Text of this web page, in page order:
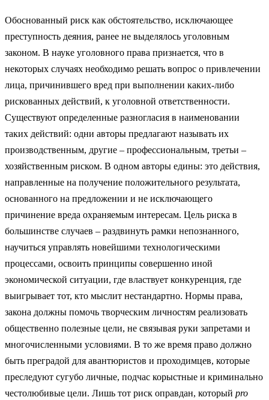
Обоснованный риск как обстоятельство, исключающее
преступность деяния, ранее не выделялось уголовным
законом. В науке уголовного права признается, что в
некоторых случаях необходимо решать вопрос о привлечении
лица, причинившего вред при выполнении каких-либо
рискованных действий, к уголовной ответственности.
Существуют определенные разногласия в наименовании
таких действий: одни авторы предлагают называть их
производственным, другие – профессиональным, третьи –
хозяйственным риском. В одном авторы едины: это действия,
направленные на получение положительного результата,
основанного на предложении и не исключающего
причинение вреда охраняемым интересам. Цель риска в
большинстве случаев – раздвинуть рамки непознанного,
научиться управлять новейшими технологическими
процессами, освоить принципы совершенно иной
экономической ситуации, где властвует конкуренция, где
выигрывает тот, кто мыслит нестандартно. Нормы права,
закона должны помочь творческим личностям реализовать
общественно полезные цели, не связывая руки запретами и
многочисленными условиями. В то же время право должно
быть преградой для авантюристов и проходимцев, которые
преследуют сугубо личные, подчас корыстные и криминально
честолюбивые цели. Лишь тот риск оправдан, который pro